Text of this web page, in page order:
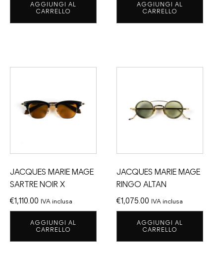
AGGIUNGI AL
CARRELLO
AGGIUNGI AL
CARRELLO
JACQUES MARIE MAGE
SARTRE NOIR X
€1,110.00 IVA inclusa
AGGIUNGI AL
CARRELLO
JACQUES MARIE MAGE
RINGO ALTAN
€1,075.00 IVA inclusa
AGGIUNGI AL
CARRELLO